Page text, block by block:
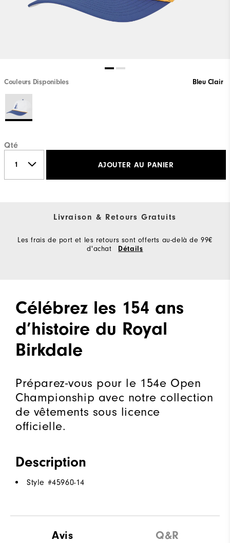
Couleurs Disponibles Bleu Clair
Qté
AJOUTER AU PANIER
Livraison & Retours Gratuits
Les frais de port et les retours sont offerts au-delà de 99€
d'achat
Détails
Célébrez les 154 ans
d’histoire du Royal
Birkdale
Préparez-vous pour le 154e Open
Championship avec notre collection
de vêtements sous licence
officielle.
Description
Style #45960-14
Avis Q&R